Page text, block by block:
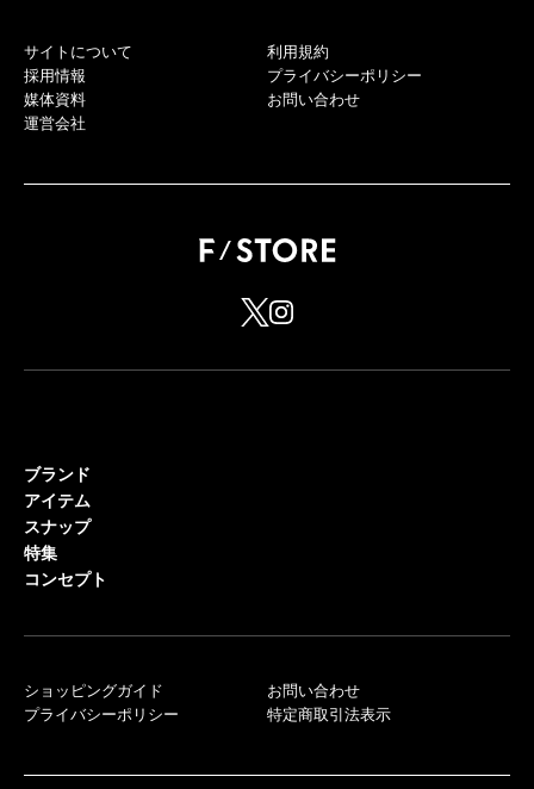
サイトについて
採用情報
媒体資料
運営会社
利用規約
プライバシーポリシー
お問い合わせ
ブランド
アイテム
スナップ
特集
コンセプト
ショッピングガイド
プライバシーポリシー
お問い合わせ
特定商取引法表示